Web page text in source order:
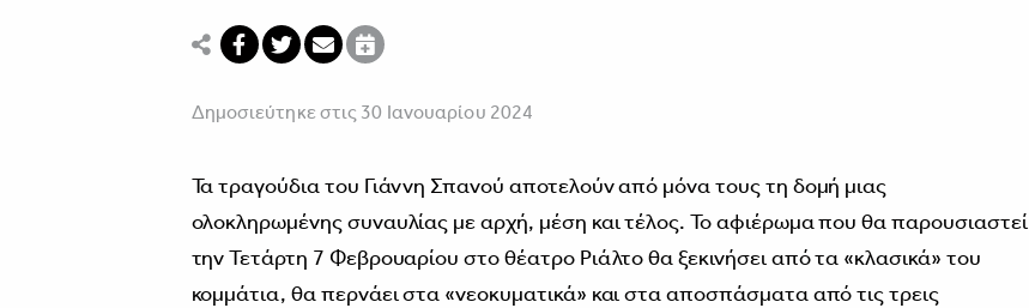
Δημοσιεύτηκε στις 30 Ιανουαρίου 2024
Τα τραγούδια του Γιάννη Σπανού αποτελούν από μόνα τους τη δομή μιας
ολοκληρωμένης συναυλίας με αρχή, μέση και τέλος. Το αφιέρωμα που θα παρουσιαστεί
την Τετάρτη 7 Φεβρουαρίου στο θέατρο Ριάλτο θα ξεκινήσει από τα «κλασικά» του
κομμάτια, θα περνάει στα «νεοκυματικά» και στα αποσπάσματα από τις τρεις